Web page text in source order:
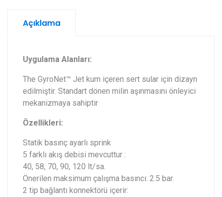
Açıklama
Uygulama Alanları:
The GyroNet™ Jet kum içeren sert sular için dizayn
edilmiştir. Standart dönen milin aşınmasını önleyici
mekanizmaya sahiptir
Özellikleri:
Statik basınç ayarlı sprink
5 farklı akış debisi mevcuttur :
40, 58, 70, 90, 120 lt/sa.
Önerilen maksimum çalışma basıncı: 2.5 bar.
2 tip bağlantı konnektörü içerir: